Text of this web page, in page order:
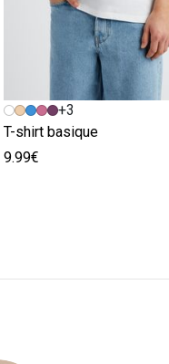
+3
T-shirt basique
9.99€